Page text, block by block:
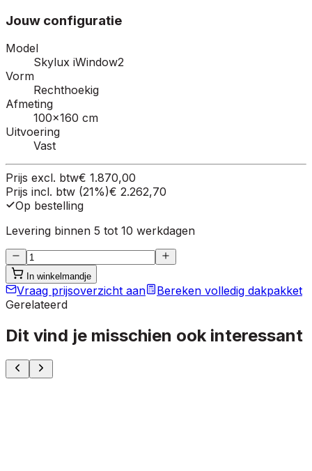
Jouw configuratie
Model
Skylux iWindow2
Vorm
Rechthoekig
Afmeting
100×160 cm
Uitvoering
Vast
Prijs excl. btw€ 1.870,00
Prijs incl. btw (21%)€ 2.262,70
Op bestelling
Levering binnen 5 tot 10 werkdagen
In winkelmandje
Vraag prijsoverzicht aan
Bereken volledig dakpakket
Gerelateerd
Dit vind je misschien ook interessant